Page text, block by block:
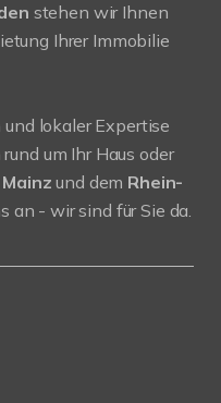
stehen wir Ihnen
Ihrer Immobilie
lokaler Expertise
um Ihr Haus oder
und dem Rhein-
an - wir sind für Sie da.